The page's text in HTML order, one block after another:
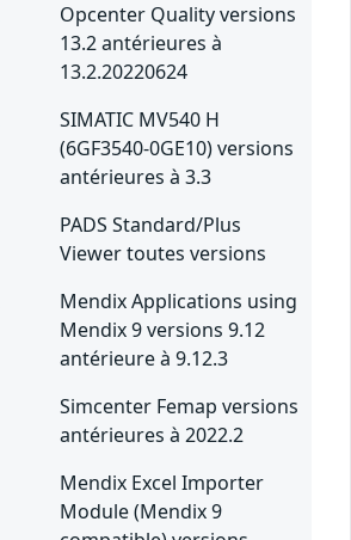
Opcenter Quality versions
13.2 antérieures à
13.2.20220624
SIMATIC MV540 H
(6GF3540-0GE10) versions
antérieures à 3.3
PADS Standard/Plus
Viewer toutes versions
Mendix Applications using
Mendix 9 versions 9.12
antérieure à 9.12.3
Simcenter Femap versions
antérieures à 2022.2
Mendix Excel Importer
Module (Mendix 9